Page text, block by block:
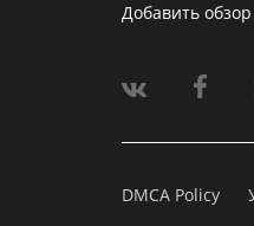
Добавить
DMCA Policy